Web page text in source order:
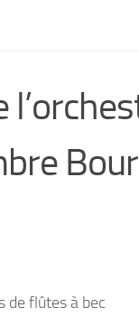
de flûtes à bec